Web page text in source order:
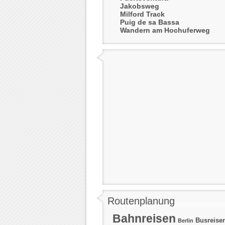
Jakobsweg
Milford Track
Puig de sa Bassa
Wandern am Hochuferweg
Routenplanung
Bahnreisen Berlin